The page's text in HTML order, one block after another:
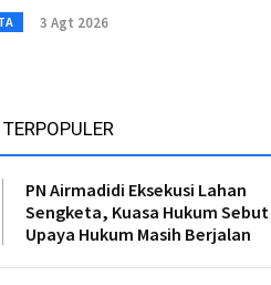
3 Agt 2026
TERPOPULER
PN Airmadidi Eksekusi Lahan
Sengketa, Kuasa Hukum Sebut
Upaya Hukum Masih Berjalan